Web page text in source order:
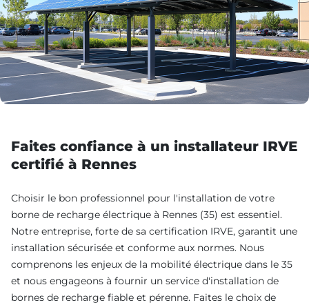
Faites confiance à un installateur IRVE
certifié à Rennes
Choisir le bon professionnel pour l'installation de votre
borne de recharge électrique à Rennes (35) est essentiel.
Notre entreprise, forte de sa certification IRVE, garantit une
installation sécurisée et conforme aux normes. Nous
comprenons les enjeux de la mobilité électrique dans le 35
et nous engageons à fournir un service d'installation de
bornes de recharge fiable et pérenne. Faites le choix de